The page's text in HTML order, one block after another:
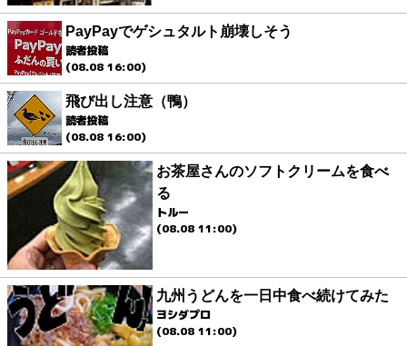
PayPayでゲシュタルト崩壊しそう
読者投稿
(08.08 16:00)
飛び出し注意（鴨）
読者投稿
(08.08 16:00)
お茶屋さんのソフトクリームを食べ
る
トルー
(08.08 11:00)
九州うどんを一日中食べ続けてみた
ヨシダプロ
(08.08 11:00)